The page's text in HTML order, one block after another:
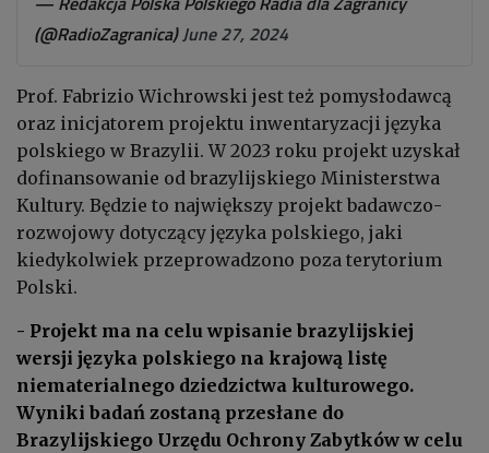
(@RadioZagranica)June 27, 2024
Prof. Fabrizio Wichrowski jest też pomysłodawcą
oraz inicjatorem projektu inwentaryzacji języka
polskiego w Brazylii. W 2023 roku projekt uzyskał
dofinansowanie od brazylijskiego Ministerstwa
Kultury. Będzie to największy projekt badawczo-
rozwojowy dotyczący języka polskiego, jaki
kiedykolwiek przeprowadzono poza terytorium
Polski.
- Projekt ma na celu wpisanie brazylijskiej
wersji języka polskiego na krajową listę
niematerialnego dziedzictwa kulturowego.
Wyniki badań zostaną przesłane do
Brazylijskiego Urzędu Ochrony Zabytków w celu